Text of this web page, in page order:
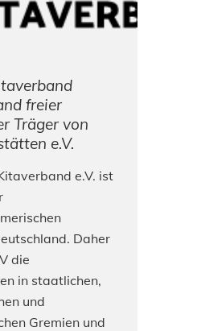
freier
Träger von
e.V.
e.V. ist
Daher
die
in staatlichen,
und
Gremien und